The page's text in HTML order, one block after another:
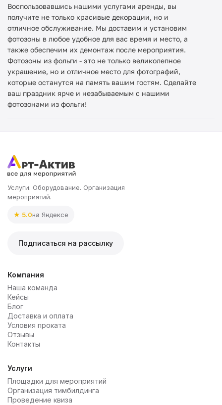
Воспользовавшись нашими услугами аренды, вы
получите не только красивые декорации, но и
отличное обслуживание. Мы доставим и установим
фотозоны в любое удобное для вас время и место, а
также обеспечим их демонтаж после мероприятия.
Фотозоны из фольги - это не только великолепное
украшение, но и отличное место для фотографий,
которые останутся на память вашим гостям. Сделайте
ваш праздник ярче и незабываемым с нашими
фотозонами из фольги!
Услуги. Оборудование. Организация
мероприятий.
★ 5.0на Яндексе
Подписаться на рассылку
Компания
Наша команда
Кейсы
Блог
Доставка и оплата
Условия проката
Отзывы
Контакты
Услуги
Площадки для мероприятий
Организация тимбилдинга
Проведение квиза